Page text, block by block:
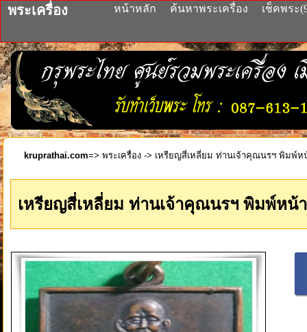
พระเครื่อง หน้าหลัก ค้นหาพระเครื่อง เช็คพระ
kruprathai.com=> พระเครื่อง -> เหรียญสี่เหลี่ยม ท่านเจ้าคุณนรฯ พิมพ์ห
เหรียญสี่เหลี่ยม ท่านเจ้าคุณนรฯ พิมพ์หน้